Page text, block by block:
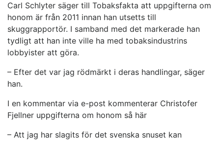
Carl Schlyter säger till Tobaksfakta att uppgifterna om
honom är från 2011 innan han utsetts till
skuggrapportör. I samband med det markerade han
tydligt att han inte ville ha med tobaksindustrins
lobbyister att göra.
– Efter det var jag rödmärkt i deras handlingar, säger
han.
I en kommentar via e-post kommenterar Christofer
Fjellner uppgifterna om honom så här
– Att jag har slagits för det svenska snuset kan